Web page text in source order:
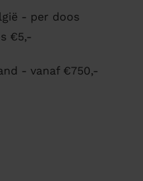
- per doos
€5,-
- vanaf €750,-